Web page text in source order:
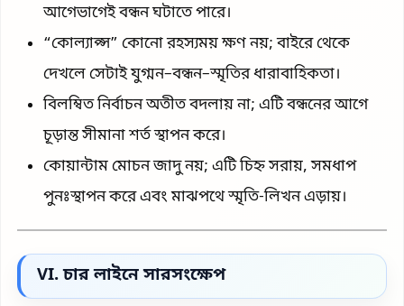
আগেভাগেই বন্ধন ঘটাতে পারে।
“কোল্যাপ্স” কোনো রহস্যময় ক্ষণ নয়; বাইরে থেকে
দেখলে সেটাই যুগ্মন–বন্ধন–স্মৃতির ধারাবাহিকতা।
বিলম্বিত নির্বাচন অতীত বদলায় না; এটি বন্ধনের আগে
চূড়ান্ত সীমানা শর্ত স্থাপন করে।
কোয়ান্টাম মোচন জাদু নয়; এটি চিহ্ন সরায়, সমধাপ
পুনঃস্থাপন করে এবং মাঝপথে স্মৃতি-লিখন এড়ায়।
VI. চার লাইনে সারসংক্ষেপ